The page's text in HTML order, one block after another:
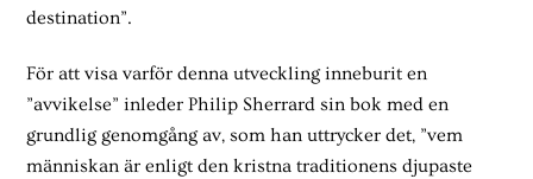
destination”.
För att visa varför denna utveckling inneburit en
”avvikelse” inleder Philip Sherrard sin bok med en
grundlig genomgång av, som han uttrycker det, ”vem
människan är enligt den kristna traditionens djupaste